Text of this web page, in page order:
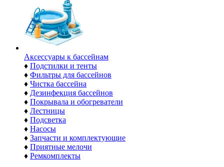
Аксессуары к бассейнам
♦ Подстилки и тенты
♦ Фильтры для бассейнов
♦ Чистка бассейна
♦ Дезинфекция бассейнов
♦ Покрывала и обогреватели
♦ Лестницы
♦ Подсветка
♦ Насосы
♦ Запчасти и комплектующие
♦ Приятные мелочи
♦ Ремкомплекты